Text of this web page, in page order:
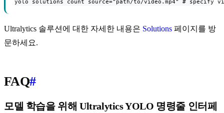
yolo solutions count source="path/to/video.mp4" # specify
Ultralytics 솔루션에 대한 자세한 내용은 Solutions 페이지를 방
문하세요.
FAQ#
모델 학습을 위해 Ultralytics YOLO 명령줄 인터페